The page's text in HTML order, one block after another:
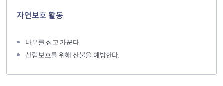
자연보호 활동
나무를 심고 가꾼다
산림보호를 위해 산불을 예방한다.